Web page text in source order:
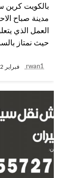
بالكويت
مدينة صباح
العمل الذي
حيث نمتاز
rwan1 فبراير 22, 2021